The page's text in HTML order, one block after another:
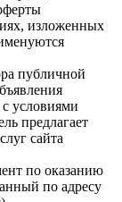
изложенных
публичной
условиями
предлагает
сайта
по оказанию
по адресу